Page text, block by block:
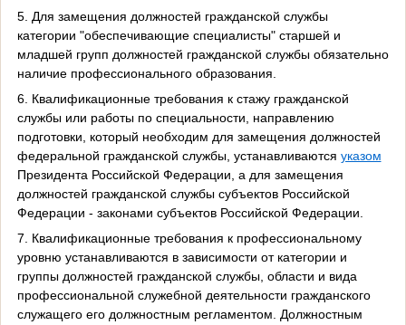
5. Для замещения должностей гражданской службы
категории "обеспечивающие специалисты" старшей и
младшей групп должностей гражданской службы обязательно
наличие профессионального образования.
6. Квалификационные требования к стажу гражданской
службы или работы по специальности, направлению
подготовки, который необходим для замещения должностей
федеральной гражданской службы, устанавливаются указом
Президента Российской Федерации, а для замещения
должностей гражданской службы субъектов Российской
Федерации - законами субъектов Российской Федерации.
7. Квалификационные требования к профессиональному
уровню устанавливаются в зависимости от категории и
группы должностей гражданской службы, области и вида
профессиональной служебной деятельности гражданского
служащего его должностным регламентом. Должностным